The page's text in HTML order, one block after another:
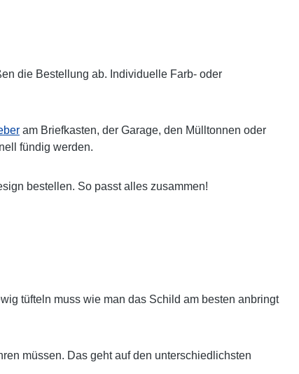
die Bestellung ab. Individuelle Farb- oder
am Briefkasten, der Garage, den Mülltonnen oder
fündig werden.
bestellen. So passt alles zusammen!
tüfteln muss wie man das Schild am besten anbringt
müssen. Das geht auf den unterschiedlichsten